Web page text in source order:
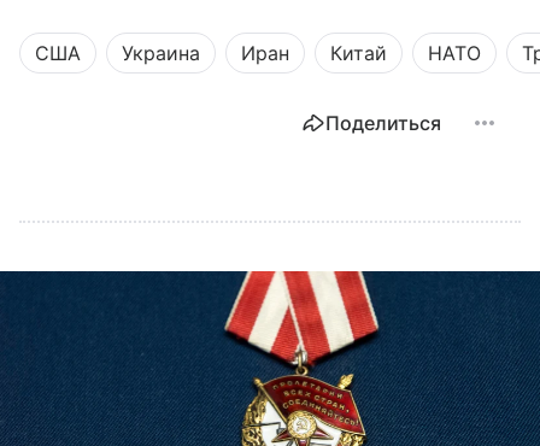
США Украина Иран Китай НАТО
Поделиться